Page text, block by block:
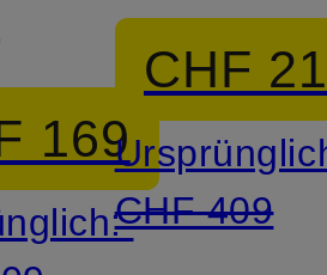
169
CHF
CHF 409